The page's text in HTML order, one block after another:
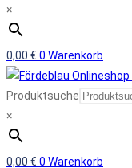
×
0,00 € 0 Warenkorb
Produktsuche
×
0,00 € 0 Warenkorb